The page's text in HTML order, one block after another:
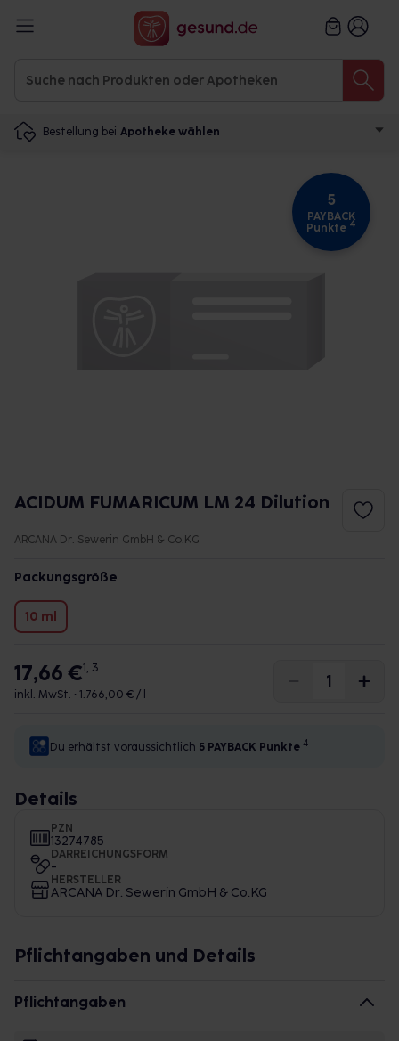
Bestellung bei Apotheke wählen
5
PAYBACK
Punkte 4
ACIDUM FUMARICUM LM 24 Dilution
ARCANA Dr. Sewerin GmbH & Co.KG
Packungsgröße
10 ml
17,66 €1, 3
inkl. MwSt. • 1.766,00 € / l
Du erhältst voraussichtlich 5 PAYBACK Punkte 4
Details
PZN
13274785
DARREICHUNGSFORM
-
HERSTELLER
ARCANA Dr. Sewerin GmbH & Co.KG
Pflichtangaben und Details
Pflichtangaben